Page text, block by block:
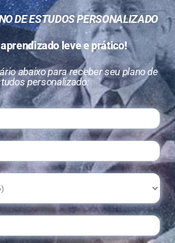
DE ESTUDOS PERSONALIZADO
leve e prático!
abaixo para receber seu plano de
personalizado: